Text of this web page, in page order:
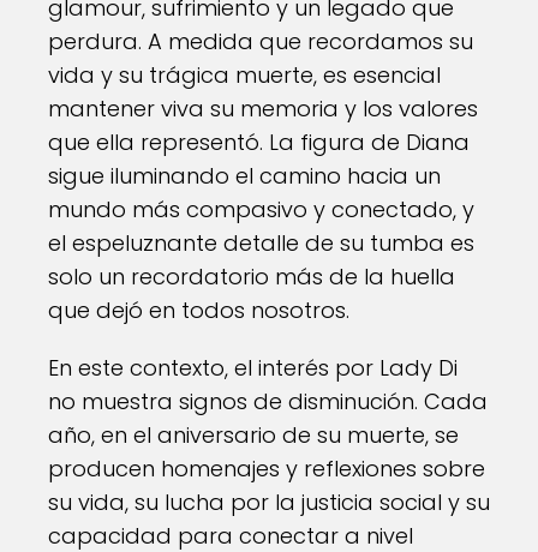
glamour, sufrimiento y un legado que
perdura. A medida que recordamos su
vida y su trágica muerte, es esencial
mantener viva su memoria y los valores
que ella representó. La figura de Diana
sigue iluminando el camino hacia un
mundo más compasivo y conectado, y
el espeluznante detalle de su tumba es
solo un recordatorio más de la huella
que dejó en todos nosotros.
En este contexto, el interés por Lady Di
no muestra signos de disminución. Cada
año, en el aniversario de su muerte, se
producen homenajes y reflexiones sobre
su vida, su lucha por la justicia social y su
capacidad para conectar a nivel